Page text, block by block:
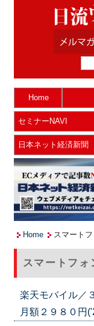
Home
セミナーNAVI
日本ネット経済新聞
Home スマート
スマートフォ
楽天モバイル／
月額２９８０円